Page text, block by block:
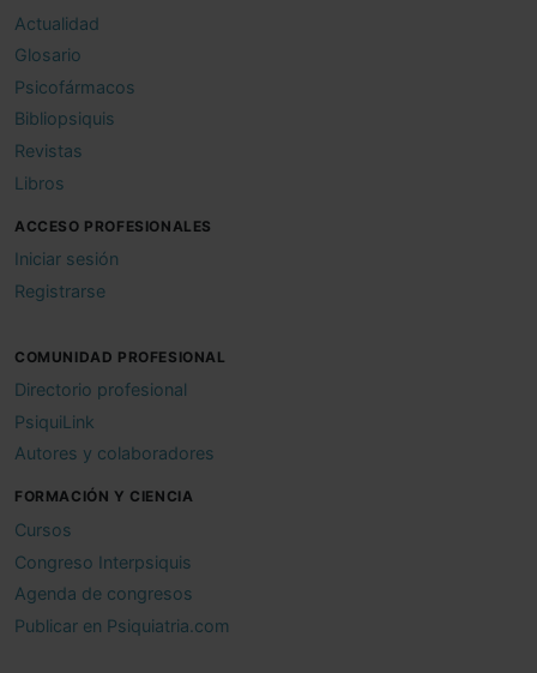
Actualidad
Glosario
Psicofármacos
Bibliopsiquis
Revistas
Libros
ACCESO PROFESIONALES
Iniciar sesión
Registrarse
COMUNIDAD PROFESIONAL
Directorio profesional
PsiquiLink
Autores y colaboradores
FORMACIÓN Y CIENCIA
Cursos
Congreso Interpsiquis
Agenda de congresos
Publicar en Psiquiatria.com